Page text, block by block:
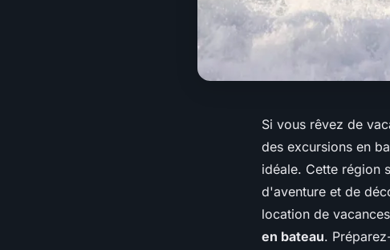
Si vous rêvez de
des excursions en
idéale. Cette région
d'aventure et de
location de
en bateau.